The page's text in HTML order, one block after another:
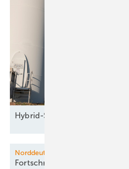
Hybrid-Seminar: Grundlagen
Norddeutsche Wasserstoffkonferenz
Fortschritte im